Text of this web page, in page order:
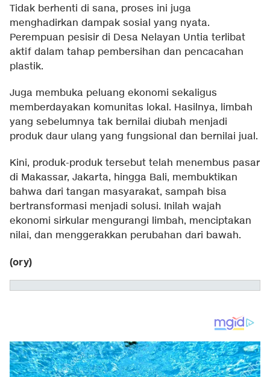
Tidak berhenti di sana, proses ini juga
menghadirkan dampak sosial yang nyata.
Perempuan pesisir di Desa Nelayan Untia terlibat
aktif dalam tahap pembersihan dan pencacahan
plastik.
Juga membuka peluang ekonomi sekaligus
memberdayakan komunitas lokal. Hasilnya, limbah
yang sebelumnya tak bernilai diubah menjadi
produk daur ulang yang fungsional dan bernilai jual.
Kini, produk-produk tersebut telah menembus pasar
di Makassar, Jakarta, hingga Bali, membuktikan
bahwa dari tangan masyarakat, sampah bisa
bertransformasi menjadi solusi. Inilah wajah
ekonomi sirkular mengurangi limbah, menciptakan
nilai, dan menggerakkan perubahan dari bawah.
(ory)